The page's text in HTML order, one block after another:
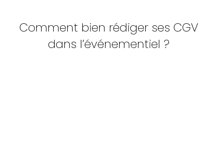
Comment bien rédiger ses CGV
dans l’événementiel ?